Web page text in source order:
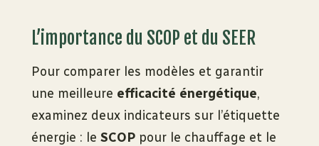
L’importance du SCOP et du SEER
Pour comparer les modèles et garantir
une meilleure efficacité énergétique,
examinez deux indicateurs sur l’étiquette
énergie : le SCOP pour le chauffage et le